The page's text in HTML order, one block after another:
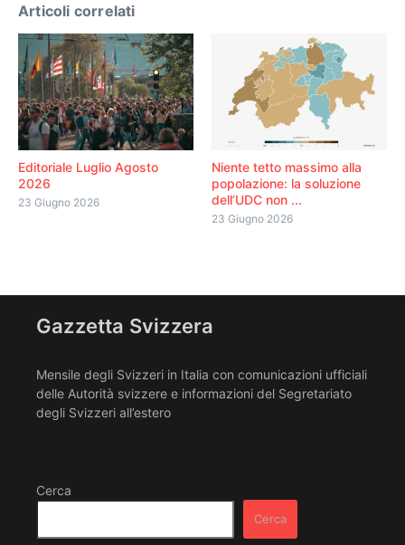
Articoli correlati
Editoriale Luglio Agosto
2026
23 Giugno 2026
Niente tetto massimo alla
popolazione: la soluzione
dell’UDC non ...
23 Giugno 2026
Gazzetta Svizzera
Mensile degli Svizzeri in Italia con comunicazioni ufficiali
delle Autorità svizzere e informazioni del Segretariato
degli Svizzeri all’estero
Cerca
Cerca